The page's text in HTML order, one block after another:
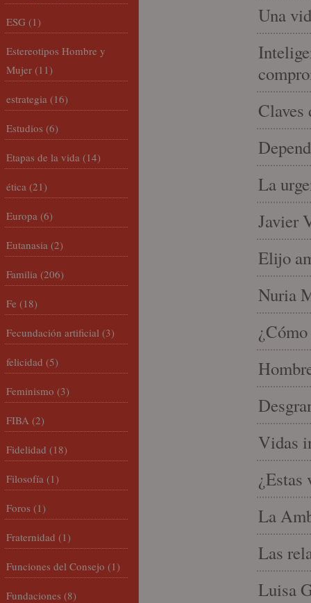
Una
Claves
La
Javier
Elijo
Nuria
Vidas
¿Estas
La
Las
Luisa
ESG (1)
Estereotipos Hombre y
Mujer (11)
estrategia (16)
Estudios (6)
Etapas de la vida (14)
ética (21)
Europa (6)
Eutanasia (2)
Familia (206)
Fe (18)
Fecundación artificial (3)
felicidad (5)
Feminismo (3)
FIBA (2)
Fidelidad (18)
Filosofía (1)
Foros (1)
Fraternidad (1)
Funciones del Consejo (1)
Fundaciones (8)